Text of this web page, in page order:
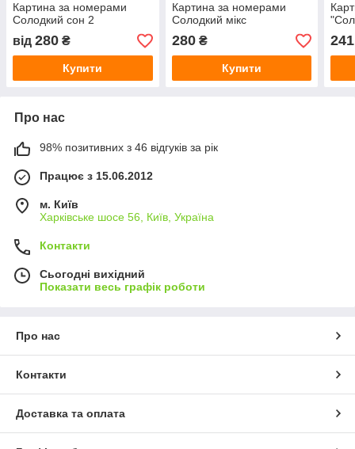
Картина за номерами
Солодкий сон 2
від 280 ₴
Купити
Картина за номерами
Солодкий мікс
280₴
Купити
241
Про нас
98% позитивних з 46 відгуків за рік
Працює з 15.06.2012
м. Київ
Харківське шосе 56, Київ, Україна
Контакти
Сьогодні вихідний
Показати весь графік роботи
Про нас
Контакти
Доставка та оплата